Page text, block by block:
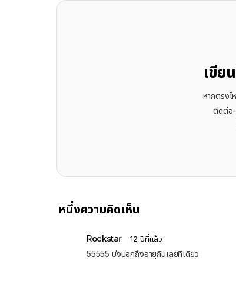
เขีย
หากตรงไ
ติดต่อ
หนึ่งความคิดเห็น
Rockstar 12 ปีที่แล้ว
55555 บ่งบอกถึงอายุกันเลยทีเดียว